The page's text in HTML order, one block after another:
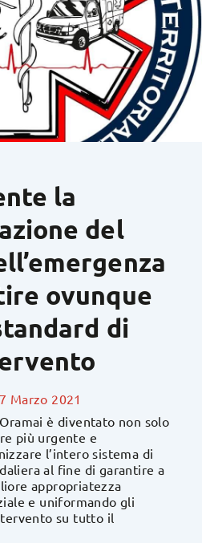
la
del
ovunque
di
Marzo 2021
è diventato non solo
più urgente e
l’intero sistema di
al fine di garantire a
appropriatezza
e uniformando gli
su tutto il